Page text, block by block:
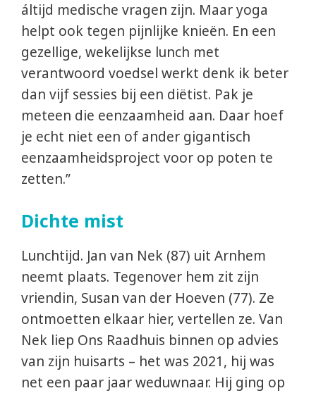
áltijd medische vragen zijn. Maar yoga
helpt ook tegen pijnlijke knieën. En een
gezellige, wekelijkse lunch met
verantwoord voedsel werkt denk ik beter
dan vijf sessies bij een diëtist. Pak je
meteen die eenzaamheid aan. Daar hoef
je echt niet een of ander gigantisch
eenzaamheidsproject voor op poten te
zetten.”
Dichte mist
Lunchtijd. Jan van Nek (87) uit Arnhem
neemt plaats. Tegenover hem zit zijn
vriendin, Susan van der Hoeven (77). Ze
ontmoetten elkaar hier, vertellen ze. Van
Nek liep Ons Raadhuis binnen op advies
van zijn huisarts – het was 2021, hij was
net een paar jaar weduwnaar. Hij ging op